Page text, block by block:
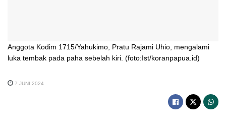
Anggota Kodim 1715/Yahukimo, Pratu Rajami Uhio, mengalami
luka tembak pada paha sebelah kiri. (foto:Ist/koranpapua.id)
7 JUNI 2024